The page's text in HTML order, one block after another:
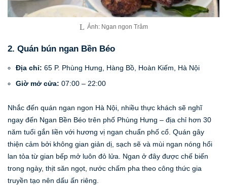
Ảnh: Ngan ngon Trâm
2. Quán bún ngan Bền Béo
Địa chỉ: 65 P. Phùng Hưng, Hàng Bồ, Hoàn Kiếm, Hà Nội
Giờ mở cửa: 07:00 – 22:00
Nhắc đến quán ngan ngon Hà Nội, nhiều thực khách sẽ nghĩ
ngay đến Ngan Bền Béo trên phố Phùng Hưng – địa chỉ hơn 30
năm tuổi gắn liền với hương vị ngan chuẩn phố cổ. Quán gây
thiện cảm bởi không gian giản dị, sạch sẽ và mùi ngan nóng hổi
lan tỏa từ gian bếp mở luôn đỏ lửa. Ngan ở đây được chế biến
trong ngày, thịt săn ngọt, nước chấm pha theo công thức gia
truyền tạo nên dấu ấn riêng.